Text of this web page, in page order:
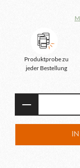
Produktprobe zu
jeder Bestellung
Produkt